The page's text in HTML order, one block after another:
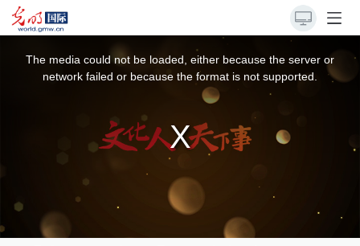
The media could not be loaded, either because the server or
network failed or because the format is not supported.